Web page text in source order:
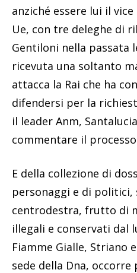
anziché essere lui il
Ue, con tre deleghe di
Gentiloni nella passata
ricevuta una soltanto
attacca la Rai che ha
difendersi per la
il leader Anm,
commentare il
E della collezione di
personaggi e di
centrodestra, frutto di
illegali e conservati dal
Fiamme Gialle, Striano
sede della Dna,